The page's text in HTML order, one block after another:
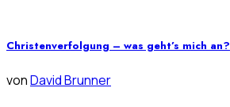
Christenverfolgung – was geht’s mich an?
vonDavid Brunner